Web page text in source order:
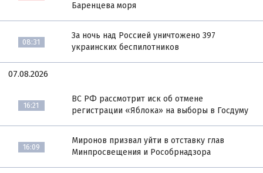
Баренцева моря
08:31
За ночь над Россией уничтожено 397
украинских беспилотников
07.08.2026
16:21
ВС РФ рассмотрит иск об отмене
регистрации «Яблока» на выборы в Госдуму
16:09
Миронов призвал уйти в отставку глав
Минпросвещения и Рособрнадзора